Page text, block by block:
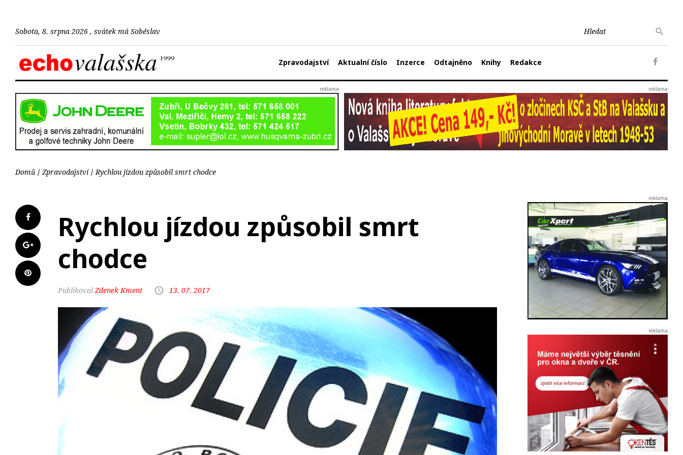
Sobota, 8. srpna 2026 , svátek má Soběslav
Zpravodajství Aktualní číslo Inzerce Odtajněno Knihy Redakce
Domů Zpravodajství Rychlou jízdou způsobil smrt chodce
Rychlou jízdou způsobil smrt
chodce
Zdenek Kment 13. 07. 2017